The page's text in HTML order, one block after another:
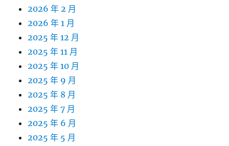
2026 年 2 月
2026 年 1 月
2025 年 12 月
2025 年 11 月
2025 年 10 月
2025 年 9 月
2025 年 8 月
2025 年 7 月
2025 年 6 月
2025 年 5 月